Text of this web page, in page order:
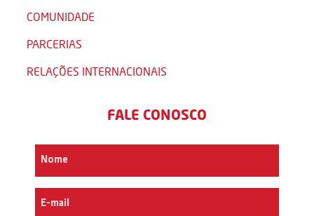
COMUNIDADE
PARCERIAS
RELAÇÕES INTERNACIONAIS
FALE CONOSCO